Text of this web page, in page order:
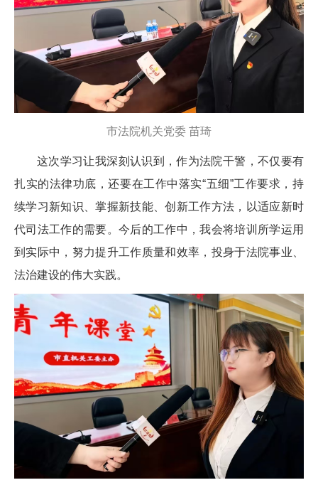
市法院机关党委 苗琦
这次学习让我深刻认识到，作为法院干警，不仅要有
扎实的法律功底，还要在工作中落实“五细”工作要求，持
续学习新知识、掌握新技能、创新工作方法，以适应新时
代司法工作的需要。今后的工作中，我会将培训所学运用
到实际中，努力提升工作质量和效率，投身于法院事业、
法治建设的伟大实践。